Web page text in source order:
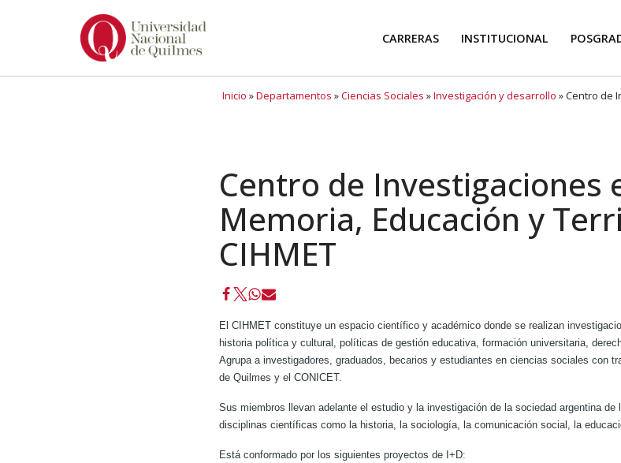
CARRERAS INSTITUCIONAL
Inicio »Departamentos »Ciencias Sociales »Investigación y desarrollo »Centro de
Centro de Investigaciones
Memoria, Educación y
CIHMET
El CIHMET constituye un espacio científico y académico donde se realizan
historia política y cultural, políticas de gestión educativa, formación universitaria,
Agrupa a investigadores, graduados, becarios y estudiantes en ciencias sociales con
de Quilmes y el CONICET.
Sus miembros llevan adelante el estudio y la investigación de la sociedad argentina
disciplinas científicas como la historia, la sociología, la comunicación social, la
Está conformado por los siguientes proyectos de I+D: